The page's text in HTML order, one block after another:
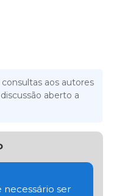
aos autores
aberto a
ser